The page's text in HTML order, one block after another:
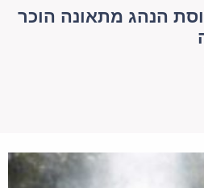
בביטוח חובה יש צורך לפנות
תאונות דרכים לדרישת
שהיא קרן שנועדה
ביטוח שיכולה לפצותם.
הנהג מתאונה הוכר